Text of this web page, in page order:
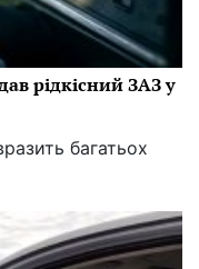
рідкісний ЗАЗ у
багатьох